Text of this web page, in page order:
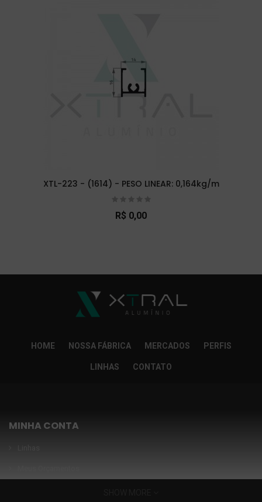
XTL-223 - (1614) - PESO LINEAR: 0,164kg/m
R$ 0,00
HOME NOSSA FÁBRICA MERCADOS PERFIS
LINHAS CONTATO
MINHA CONTA